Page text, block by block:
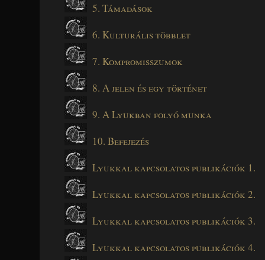
5. Támadások
6. Kulturális többlet
7. Kompromisszumok
8. A jelen és egy történet
9. A Lyukban folyó munka
10. Befejezés
Lyukkal kapcsolatos publikációk 1.
Lyukkal kapcsolatos publikációk 2.
Lyukkal kapcsolatos publikációk 3.
Lyukkal kapcsolatos publikációk 4.